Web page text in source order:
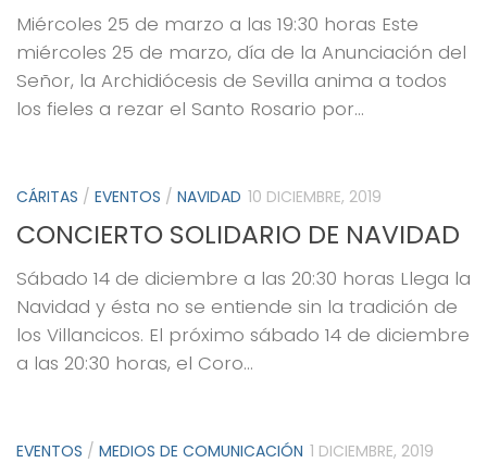
Miércoles 25 de marzo a las 19:30 horas Este
miércoles 25 de marzo, día de la Anunciación del
Señor, la Archidiócesis de Sevilla anima a todos
los fieles a rezar el Santo Rosario por...
CÁRITAS / EVENTOS / NAVIDAD 10 DICIEMBRE, 2019
CONCIERTO SOLIDARIO DE NAVIDAD
Sábado 14 de diciembre a las 20:30 horas Llega la
Navidad y ésta no se entiende sin la tradición de
los Villancicos. El próximo sábado 14 de diciembre
a las 20:30 horas, el Coro...
EVENTOS / MEDIOS DE COMUNICACIÓN 1 DICIEMBRE, 2019